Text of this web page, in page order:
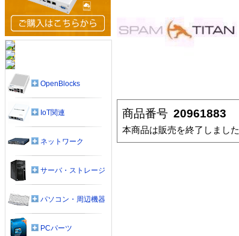
商品番号 20961883
本商品は販売を終了しました
OpenBlocks
IoT関連
ネットワーク
サーバ・ストレージ
パソコン・周辺機器
PCパーツ